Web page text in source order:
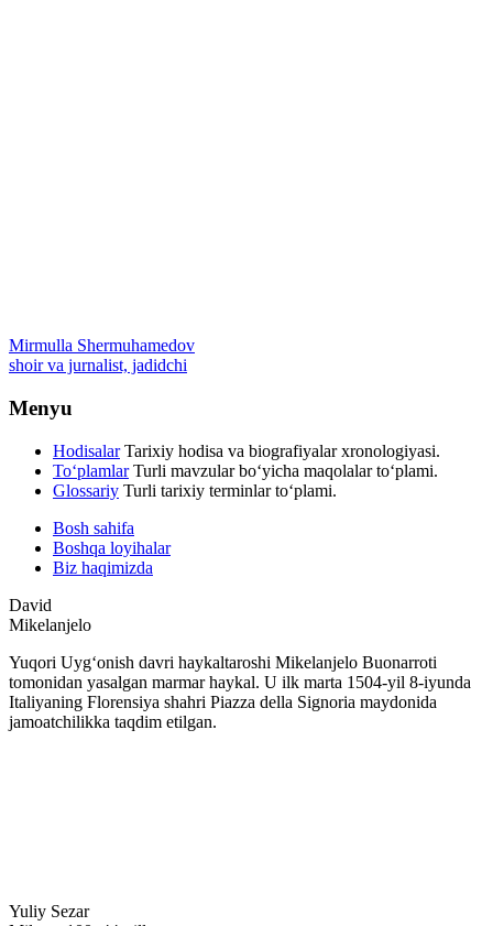
Mirmulla Shermuhamedov
shoir va jurnalist, jadidchi
Menyu
Hodisalar Tarixiy hodisa va biografiyalar xronologiyasi.
To‘plamlar Turli mavzular bo‘yicha maqolalar to‘plami.
Glossariy Turli tarixiy terminlar to‘plami.
Bosh sahifa
Boshqa loyihalar
Biz haqimizda
David
Mikelanjelo
Yuqori Uygʻonish davri haykaltaroshi Mikelanjelo Buonarroti
tomonidan yasalgan marmar haykal. U ilk marta 1504-yil 8-iyunda
Italiyaning Florensiya shahri Piazza della Signoria maydonida
jamoatchilikka taqdim etilgan.
Yuliy Sezar